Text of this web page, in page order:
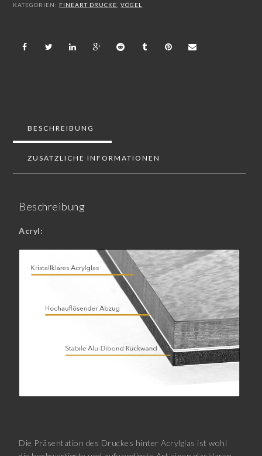
KATEGORIEN: FINEART DRUCKE ,VÖGEL
BESCHREIBUNG
ZUSÄTZLICHE INFORMATIONEN
Beschreibung
Acryl:
Die Präsentation des Druckes hinter Acrylglas ist wohl